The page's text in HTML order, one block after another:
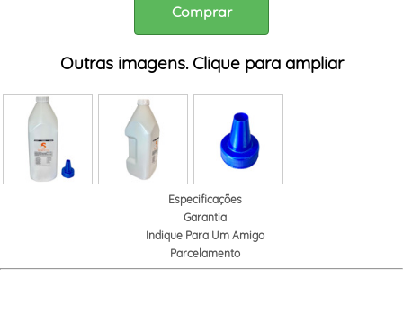
Comprar
Outras imagens. Clique para ampliar
Especificações
Garantia
Indique Para Um Amigo
Parcelamento